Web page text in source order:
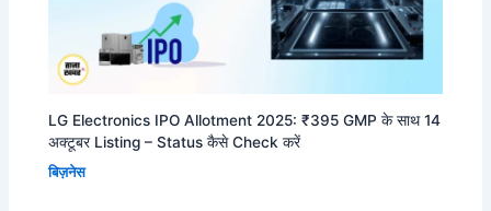
LG Electronics IPO Allotment 2025: ₹395 GMP के साथ 14
अक्टूबर Listing – Status कैसे Check करें
बिज़नेस